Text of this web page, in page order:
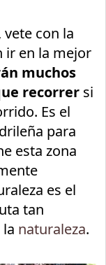
vete con la
ir en la mejor
muchos
recorrer si
Es el
para
esta zona
es el
tan
naturaleza.